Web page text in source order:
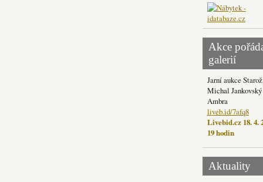
Akce
galerií
Jarní aukce
Michal
Ambra
liveb.id/7afq8
Livebid.cz 18. 4.
19 hodin
Aktuality